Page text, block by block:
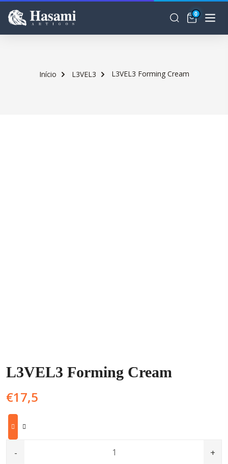
0
Início L3VEL3 L3VEL3 Forming Cream
L3VEL3 Forming Cream
€17,5
L3VEL3 Forming Cream quantity